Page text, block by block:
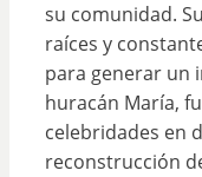
su comunidad.
raíces y
para generar un
huracán María,
celebridades en
reconstrucción